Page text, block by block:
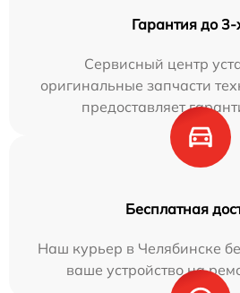
Гарантия до 3-
Сервисный центр
оригинальные запчасти
предоставляет
Бесплатная
Наш курьер в Челябинске
ваше устройство на